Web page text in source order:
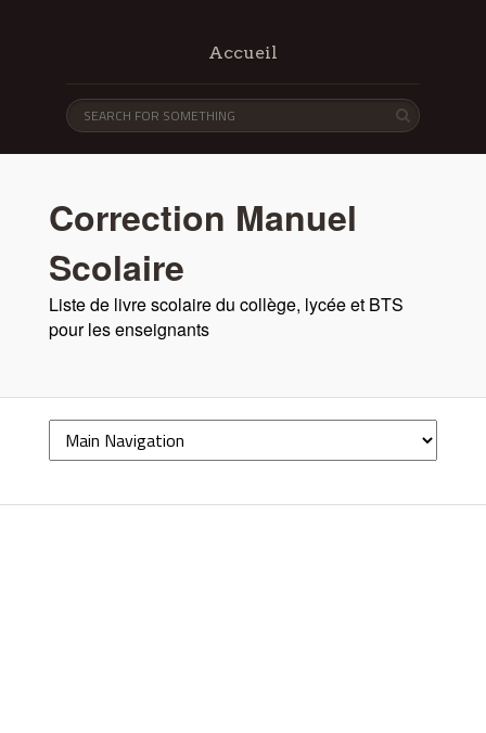
Accueil
Correction Manuel
Scolaire
Liste de livre scolaire du collège, lycée et BTS
pour les enseignants